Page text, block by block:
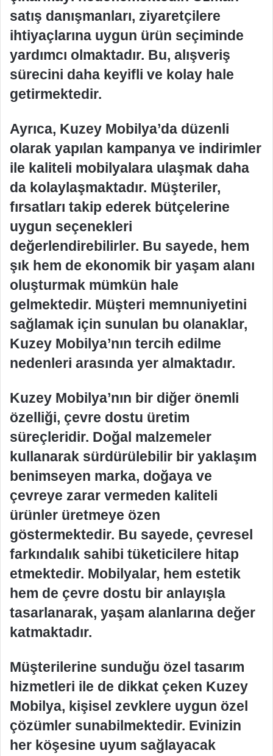
satış danışmanları, ziyaretçilere
ihtiyaçlarına uygun ürün seçiminde
yardımcı olmaktadır. Bu, alışveriş
sürecini daha keyifli ve kolay hale
getirmektedir.
Ayrıca, Kuzey Mobilya’da düzenli
olarak yapılan kampanya ve indirimler
ile kaliteli mobilyalara ulaşmak daha
da kolaylaşmaktadır. Müşteriler,
fırsatları takip ederek bütçelerine
uygun seçenekleri
değerlendirebilirler. Bu sayede, hem
şık hem de ekonomik bir yaşam alanı
oluşturmak mümkün hale
gelmektedir. Müşteri memnuniyetini
sağlamak için sunulan bu olanaklar,
Kuzey Mobilya’nın tercih edilme
nedenleri arasında yer almaktadır.
Kuzey Mobilya’nın bir diğer önemli
özelliği, çevre dostu üretim
süreçleridir. Doğal malzemeler
kullanarak sürdürülebilir bir yaklaşım
benimseyen marka, doğaya ve
çevreye zarar vermeden kaliteli
ürünler üretmeye özen
göstermektedir. Bu sayede, çevresel
farkındalık sahibi tüketicilere hitap
etmektedir. Mobilyalar, hem estetik
hem de çevre dostu bir anlayışla
tasarlanarak, yaşam alanlarına değer
katmaktadır.
Müşterilerine sunduğu özel tasarım
hizmetleri ile de dikkat çeken Kuzey
Mobilya, kişisel zevklere uygun özel
çözümler sunabilmektedir. Evinizin
her köşesine uyum sağlayacak